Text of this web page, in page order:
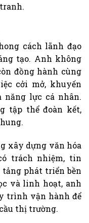
cách lãnh đạo
tạo. Anh không
đồng hành cùng
cởi mở, khuyến
lực cá nhân.
tập thể đoàn kết,
xây dựng văn hóa
trách nhiệm, tin
phát triển bền
và linh hoạt, anh
trình vận hành để
thị trường.